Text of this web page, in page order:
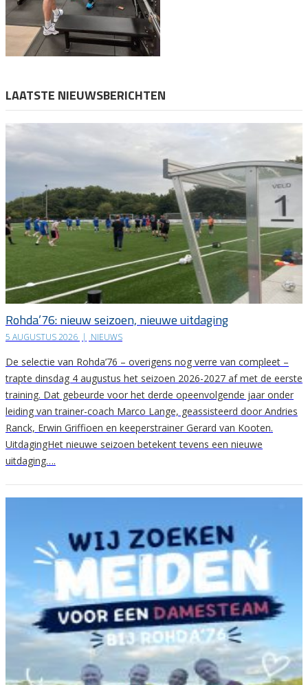
LAATSTE NIEUWSBERICHTEN
Rohda’76: nieuw seizoen, nieuwe uitdaging
5 AUGUSTUS 2026 | NIEUWS
De selectie van Rohda’76 – overigens nog verre van compleet –
trapte dinsdag 4 augustus het seizoen 2026-2027 af met de eerste
training. Dat gebeurde voor het derde opeenvolgende jaar onder
leiding van trainer-coach Marco Lange, geassisteerd door Andries
Ranck, Erwin Griffioen en keeperstrainer Gerard van Kooten.
UitdagingHet nieuwe seizoen betekent tevens een nieuwe
uitdaging….